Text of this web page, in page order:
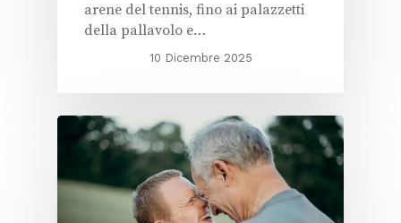
arene del tennis, fino ai palazzetti
della pallavolo e…
10 Dicembre 2025